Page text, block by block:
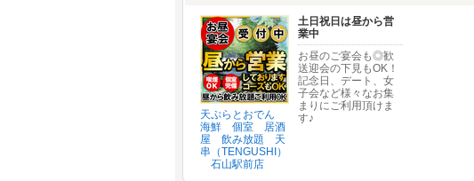
天ぷらとおでん
海鮮 個室 居酒
屋 飲み放題 天
串（TENGUSHI）
石山駅前店
土日祝日は昼から営
業中
お昼のご宴会も◎歓
送迎会の下見もOK！
記念日、デート、女
子会など様々なお集
まりにご利用頂けま
す♪